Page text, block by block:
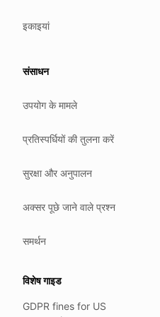
NIS2 (EU 2022/2555).
Our promise
We do not train models on
We store your files in
You own your work.
Hetzner holds ISO 27001
Backups run every day.
Need help?
इकाइयां
संसाधन
उपयोग के मामले
प्रतिस्पर्धियों की तुलना करें
सुरक्षा और अनुपालन
अक्सर पूछे जाने वाले प्रश्न
समर्थन
विशेष गाइड
GDPR fines for US